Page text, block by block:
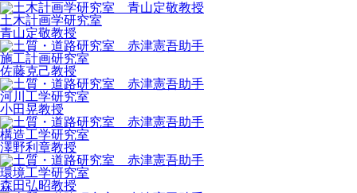
土木計画学研究室
青山定敬教授
施工計画研究室
佐藤克己教授
河川工学研究室
小田晃教授
構造工学研究室
澤野利章教授
環境工学研究室
森田弘昭教授